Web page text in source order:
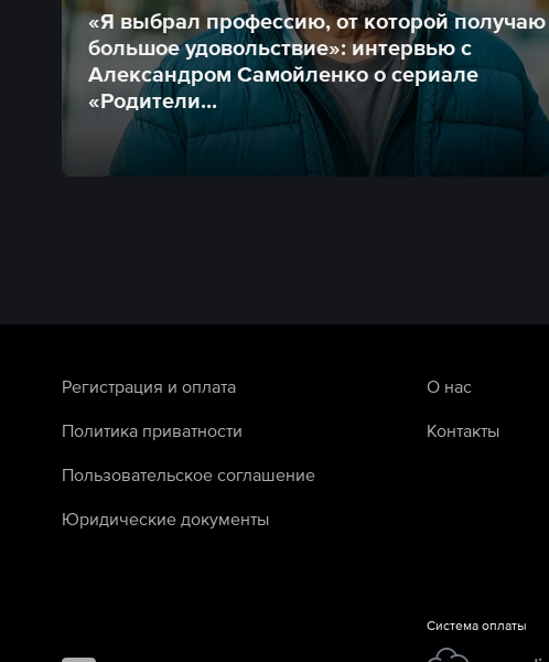
«Я выбрал профессию, от которой получаю
большое удовольствие»: интервью с
Александром Самойленко о сериале
«Родители...
Регистрация и оплата
Политика приватности
Пользовательское соглашение
Юридические документы
О нас
Контакты
Система оплаты